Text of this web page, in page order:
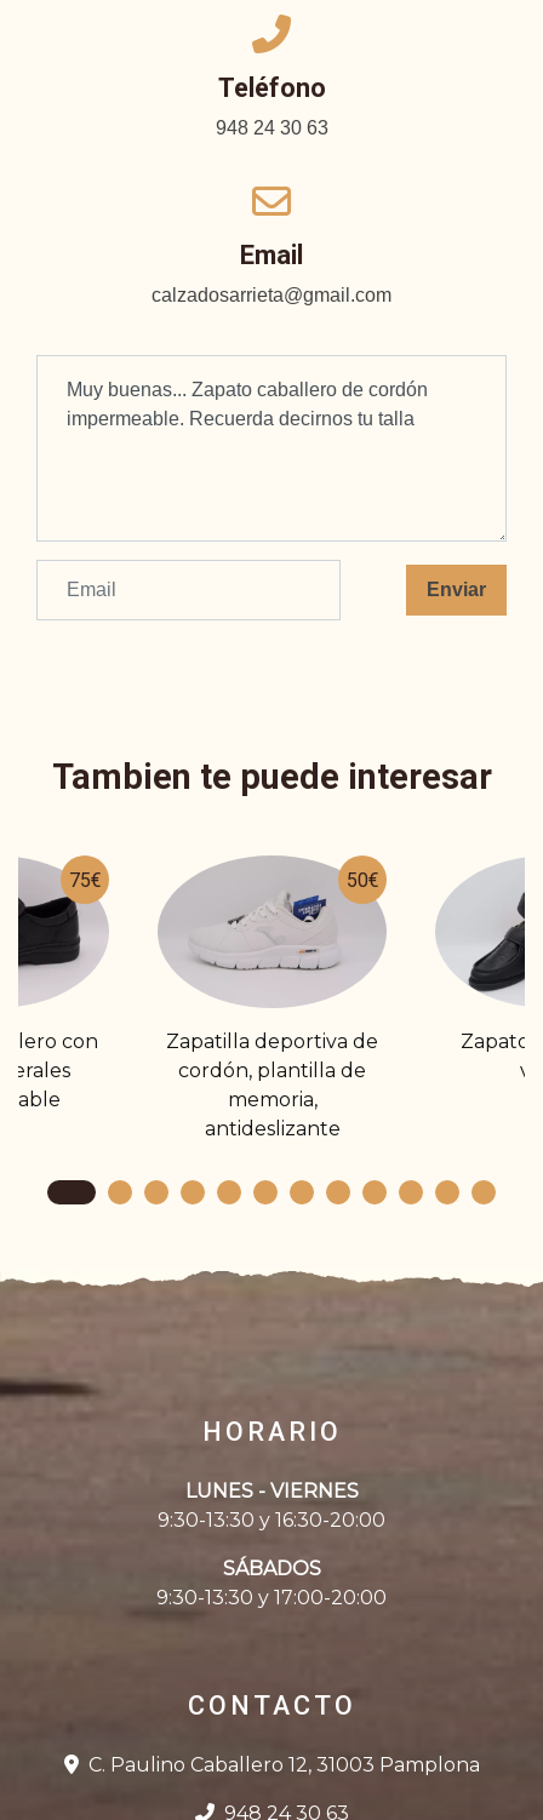
Teléfono
948 24 30 63
Email
calzadosarrieta@gmail.com
Enviar
Tambien te puede interesar
75€
con
50€
Zapatilla deportiva de
cordón, plantilla de
memoria,
antideslizante
Zapato
HORARIO
LUNES - VIERNES
9:30-13:30 y 16:30-20:00
SÁBADOS
9:30-13:30 y 17:00-20:00
CONTACTO
C. Paulino Caballero 12, 31003 Pamplona
948 24 30 63